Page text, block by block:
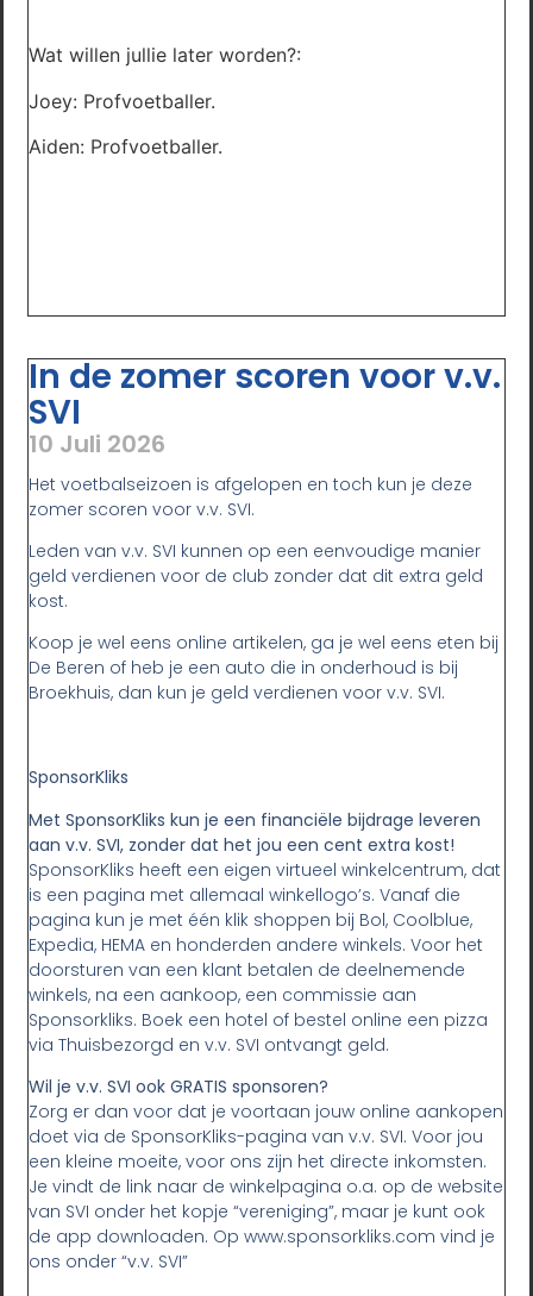
Wat willen jullie later worden?:
Joey: Profvoetballer.
Aiden: Profvoetballer.
In de zomer scoren voor v.v.
SVI
10 Juli 2026
Het voetbalseizoen is afgelopen en toch kun je deze
zomer scoren voor v.v. SVI.
Leden van v.v. SVI kunnen op een eenvoudige manier
geld verdienen voor de club zonder dat dit extra geld
kost.
Koop je wel eens online artikelen, ga je wel eens eten bij
De Beren of heb je een auto die in onderhoud is bij
Broekhuis, dan kun je geld verdienen voor v.v. SVI.
SponsorKliks
Met SponsorKliks kun je een financiële bijdrage leveren
aan v.v. SVI, zonder dat het jou een cent extra kost!
SponsorKliks heeft een eigen virtueel winkelcentrum, dat
is een pagina met allemaal winkellogo’s. Vanaf die
pagina kun je met één klik shoppen bij Bol, Coolblue,
Expedia, HEMA en honderden andere winkels. Voor het
doorsturen van een klant betalen de deelnemende
winkels, na een aankoop, een commissie aan
Sponsorkliks. Boek een hotel of bestel online een pizza
via Thuisbezorgd en v.v. SVI ontvangt geld.
Wil je v.v. SVI ook GRATIS sponsoren?
Zorg er dan voor dat je voortaan jouw online aankopen
doet via de SponsorKliks-pagina van v.v. SVI. Voor jou
een kleine moeite, voor ons zijn het directe inkomsten.
Je vindt de link naar de winkelpagina o.a. op de website
van SVI onder het kopje “vereniging”, maar je kunt ook
de app downloaden. Op www.sponsorkliks.com vind je
ons onder “v.v. SVI”